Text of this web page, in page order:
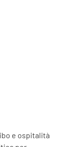
e ospitalità